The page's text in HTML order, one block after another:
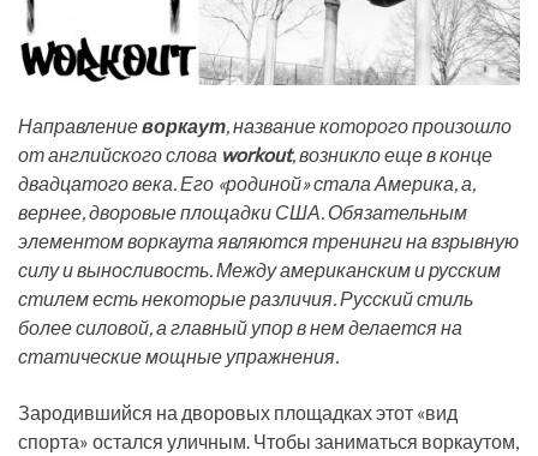
Направлениеворкаут, название которого произошло
от английского слова workout, возникло еще в конце
двадцатого века. Его «родиной» стала Америка, а,
вернее, дворовые площадки США. Обязательным
элементом воркаута являются тренинги на взрывную
силу и выносливость. Между американским и русским
стилем есть некоторые различия. Русский стиль
более силовой, а главный упор в нем делается на
статические мощные упражнения.
Зародившийся на дворовых площадках этот «вид
спорта» остался уличным. Чтобы заниматься воркаутом,